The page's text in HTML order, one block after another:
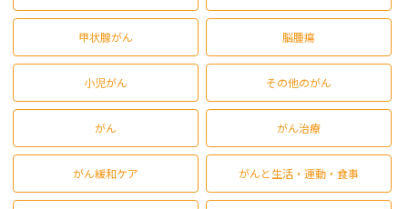
甲状腺がん 脳腫瘍
小児がん その他のがん
がん がん治療
がん緩和ケア がんと生活・運動・食事